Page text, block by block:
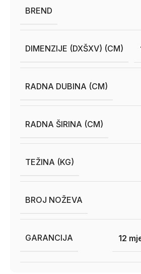
BREND
DIMENZIJE (DXŠXV) (CM)
RADNA DUBINA (CM)
RADNA ŠIRINA (CM)
TEŽINA (KG)
BROJ NOŽEVA
GARANCIJA 12